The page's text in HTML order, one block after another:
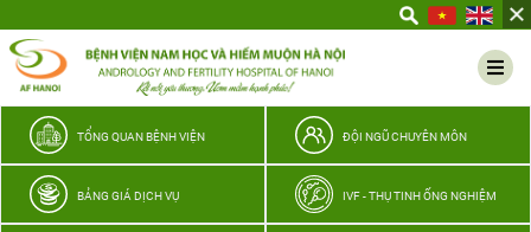
thương
TỔNG QUAN BỆNH VIỆN ĐỘI NGŨ CHUYÊN MÔN
BẢNG GIÁ DỊCH VỤ IVF - THỤ TINH ỐNG NGHIỆM